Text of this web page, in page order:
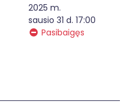
2025 m.
sausio 31 d. 17:00
Pasibaigęs